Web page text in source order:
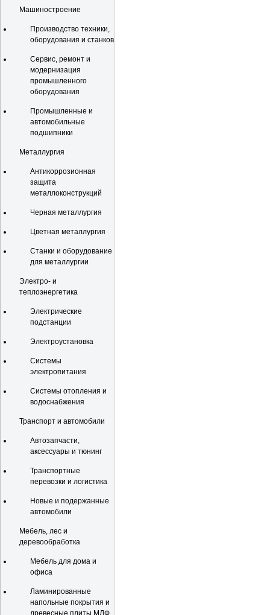
Машиностроение
Производство техники,
оборудования и станков
Сервис, ремонт и
модернизация
промышленного
оборудования
Промышленные и
автомобильные
подшипники
Металлургия
Антикоррозионная
защита
металлоконструкций
Черная металлургия
Цветная металлургия
Станки и оборудование
для металлургии
Электро- и
теплоэнергетика
Электрические
подстанции
Электроустановка
Системы
электропитания
Системы отопления и
водоснабжения
Транспорт и автомобили
Автозапчасти,
аксессуары и тюнинг
Транспортные
перевозки и логистика
Новые и подержанные
автомобили
Мебель, лес и
деревообработка
Мебель для дома и
офиса
Ламинированные
напольные покрытия и
древесные плиты МДФ,